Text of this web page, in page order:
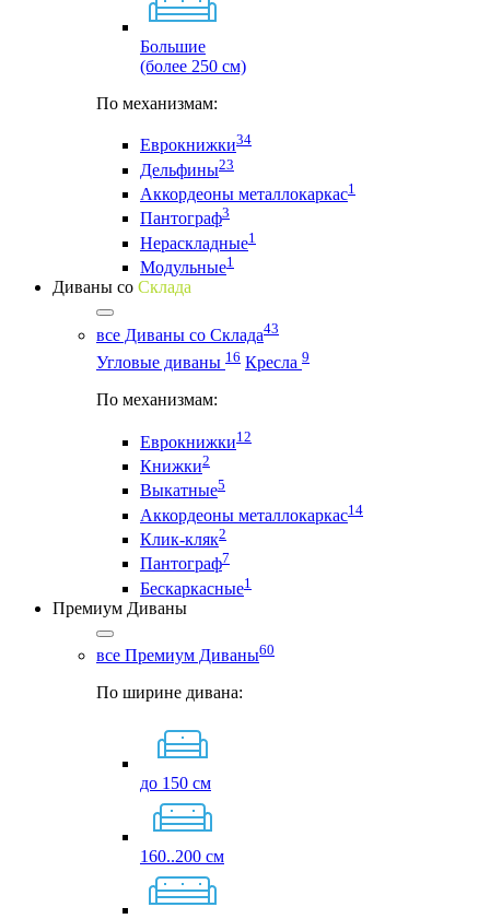
Большие
(более 250 см)
По механизмам:
Еврокнижки34
Дельфины23
Аккордеоны металлокаркас1
Пантограф3
Нераскладные1
Модульные1
Диваны со Склада
все Диваны со Склада43
Угловые диваны 16 Кресла 9
По механизмам:
Еврокнижки12
Книжки2
Выкатные5
Аккордеоны металлокаркас14
Клик-кляк2
Пантограф7
Бескаркасные1
Премиум Диваны
все Премиум Диваны60
По ширине дивана:
до 150 см
160..200 см